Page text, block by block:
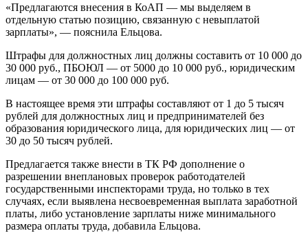
«Предлагаются внесения в КоАП — мы выделяем в
отдельную статью позицию, связанную с невыплатой
зарплаты», — пояснила Ельцова.
Штрафы для должностных лиц должны составить от 10 000 до
30 000 руб., ПБОЮЛ — от 5000 до 10 000 руб., юридическим
лицам — от 30 000 до 100 000 руб.
В настоящее время эти штрафы составляют от 1 до 5 тысяч
рублей для должностных лиц и предпринимателей без
образования юридического лица, для юридических лиц — от
30 до 50 тысяч рублей.
Предлагается также внести в ТК РФ дополнение о
разрешении внеплановых проверок работодателей
государственными инспекторами труда, но только в тех
случаях, если выявлена несвоевременная выплата заработной
платы, либо установление зарплаты ниже минимального
размера оплаты труда, добавила Ельцова.